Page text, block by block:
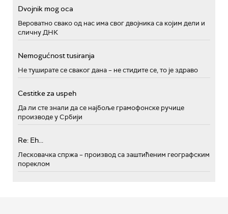
Dvojnik mog oca
Вероватно свако од нас има свог двојника са којим дели и
сличну ДНК
Nemogućnost tusiranja
Не туширате се сваког дана – не стидите се, то је здраво
Cestitke za uspeh
Да ли сте знали да се најбоље грамофонске ручице
производе у Србији
Re: Eh...
Лесковачка спржа – производ са заштићеним географским
пореклом